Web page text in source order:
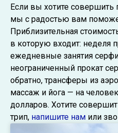
Если вы хотите совершить
мы с радостью вам
Приблизительная
в которую входит: неделя
ежедневные занятия
неограниченный прокат
обратно, трансферы из
массаж и йога — на
долларов. Хотите
трип, напишите нам или